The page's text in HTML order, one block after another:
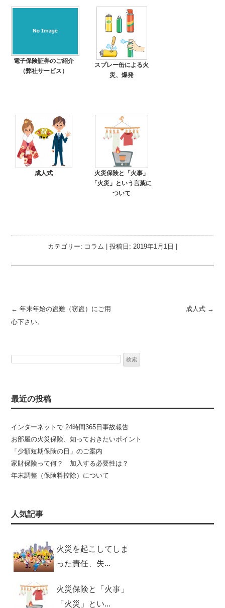
電子保険証券のご紹介
（弊社サービス）
スプレー缶による火
災、爆発
成人式
火災保険と「火事」
「火災」という言葉に
ついて
カテゴリー: コラム | 投稿日: 2019年1月1日
投稿ナビゲーション
← 年末年始の盗難（窃盗）にご用
心下さい。
成人式 →
検
最近の投稿
インターネットで 24時間365日事故報告
お部屋の火災保険、知っておきたいポイント
「少額短期保険の日」のご案内
家財保険って何？ 加入する必要性は？
年末調整（保険料控除）について
人気記事
火災を起こしてしま
った責任、失...
火災保険と「火事」
「火災」とい...